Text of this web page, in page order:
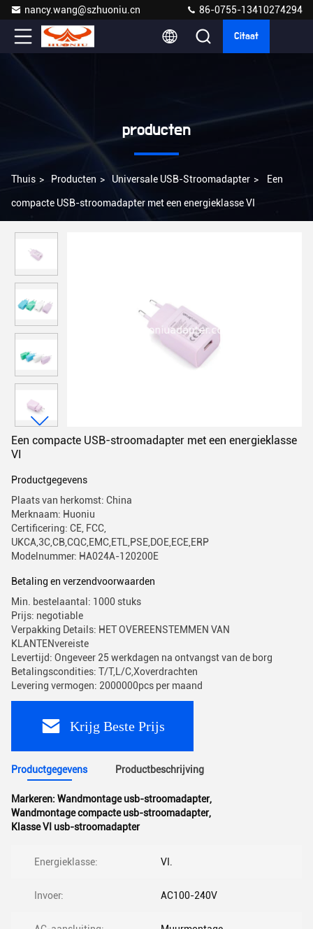
nancy.wang@szhuoniu.cn 86-0755-13410274294
Citaat
producten
Thuis > Producten > Universale USB-Stroomadapter > Een
compacte USB-stroomadapter met een energieklasse VI
Een compacte USB-stroomadapter met een energieklasse
VI
Productgegevens
Plaats van herkomst: China
Merknaam: Huoniu
Certificering: CE, FCC,
UKCA,3C,CB,CQC,EMC,ETL,PSE,DOE,ECE,ERP
Modelnummer: HA024A-120200E
Betaling en verzendvoorwaarden
Min. bestelaantal: 1000 stuks
Prijs: negotiable
Verpakking Details: HET OVEREENSTEMMEN VAN
KLANTENvereiste
Levertijd: Ongeveer 25 werkdagen na ontvangst van de borg
Betalingscondities: T/T,L/C,Xoverdrachten
Levering vermogen: 2000000pcs per maand
Krijg Beste Prijs
Productgegevens Productbeschrijving
Markeren: Wandmontage usb-stroomadapter,
Wandmontage compacte usb-stroomadapter,
Klasse VI usb-stroomadapter
Energieklasse: VI.
Invoer: AC100-240V